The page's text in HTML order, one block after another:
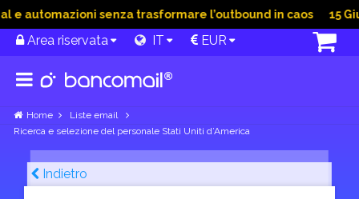
automazioni senza trasformare l’outbound in caos 15 Giu
Area riservata IT EUR
Home
Liste email
Ricerca e selezione del personale Stati Uniti d’America
Indietro